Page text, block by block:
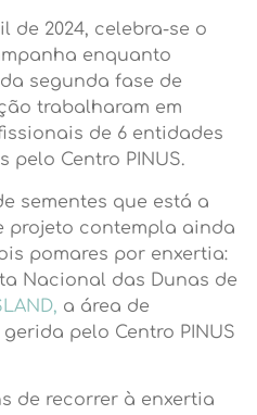
de 2024, celebra-se o
enquanto
segunda fase de
trabalharam em
de 6 entidades
pelo Centro PINUS.
sementes que está a
projeto contempla ainda
pomares por enxertia:
Nacional das Dunas de
a área de
pelo Centro PINUS
de recorrer à enxertia